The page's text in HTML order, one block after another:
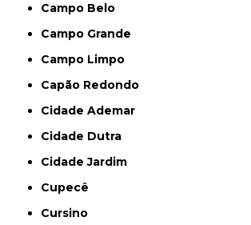
Campo Belo
Campo Grande
Campo Limpo
Capão Redondo
Cidade Ademar
Cidade Dutra
Cidade Jardim
Cupecê
Cursino